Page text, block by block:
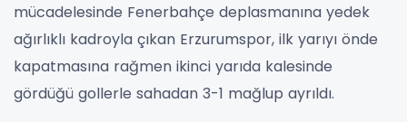
mücadelesinde Fenerbahçe deplasmanına yedek
ağırlıklı kadroyla çıkan Erzurumspor, ilk yarıyı önde
kapatmasına rağmen ikinci yarıda kalesinde
gördüğü gollerle sahadan 3-1 mağlup ayrıldı.